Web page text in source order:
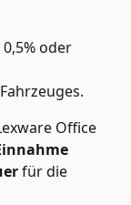
oder
Office
für die